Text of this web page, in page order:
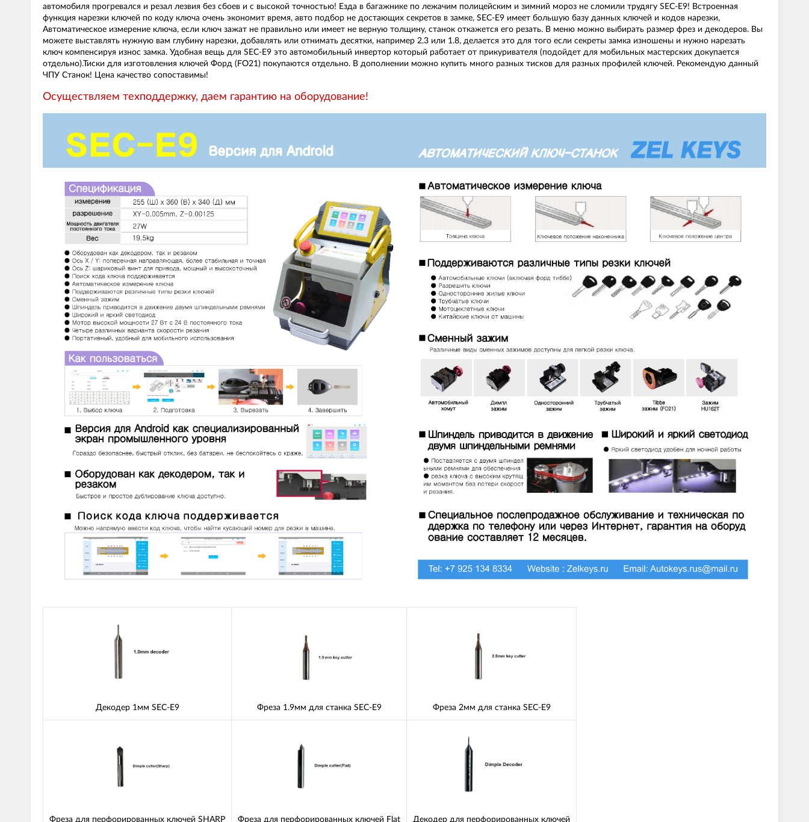
автомобиля прогревался и резал лезвия без сбоев и с высокой точностью! Езда в багажнике по лежачим полицейским и зимний мороз не сломили трудягу SEC-E9! Встроенная
функция нарезки ключей по коду ключа очень экономит время, авто подбор не достающих секретов в замке, SEC-E9 имеет большую базу данных ключей и кодов нарезки,
Автоматическое измерение ключа, если ключ зажат не правильно или имеет не верную толщину, станок откажется его резать. В меню можно выбирать размер фрез и декодеров. Вы
можете выставлять нужную вам глубину нарезки, добавлять или отнимать десятки, например 2.3 или 1.8, делается это для того если секреты замка изношены и нужно нарезать
ключ компенсируя износ замка. Удобная вещь для SEC-E9 это автомобильный инвертор который работает от прикуривателя (подойдет для мобильных мастерских докупается
отдельно).Тиски для изготовления ключей Форд (FO21) покупаются отдельно. В дополнении можно купить много разных тисков для разных профилей ключей. Рекомендую данный
ЧПУ Станок! Цена качество сопоставимы!
Осуществляем техподдержку, даем гарантию на оборудование!
Декодер 1мм SEC-E9 Фреза 1.9мм для станка SEC-E9 Фреза 2мм для станка SEC-E9
Фреза для перфорированных ключей SHARP Фреза для перфорированных ключей Flat Декодер для перфорированных ключей